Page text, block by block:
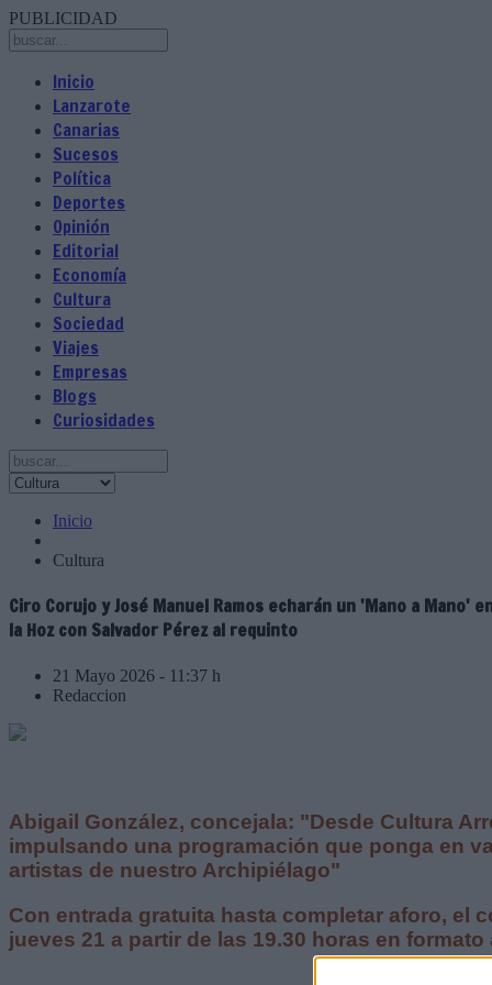
PUBLICIDAD
Inicio
Lanzarote
Canarias
Sucesos
Política
Deportes
Opinión
Editorial
Economía
Cultura
Sociedad
Viajes
Empresas
Blogs
Curiosidades
Inicio
Cultura
Ciro Corujo y José Manuel Ramos echarán un 'Mano a Mano'
la Hoz con Salvador Pérez al requinto
21 Mayo 2026 - 11:37 h
Redaccion
Abigail González, concejala: "Desde Cultura
impulsando una programación que ponga en
artistas de nuestro Archipiélago"
Con entrada gratuita hasta completar aforo, el
jueves 21 a partir de las 19.30 horas en